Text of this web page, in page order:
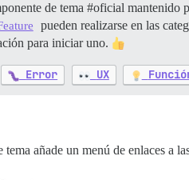
de tema #oficial mantenido
pueden realizarse en las
para iniciar uno.
Error UX
tema añade un menú de enlaces a